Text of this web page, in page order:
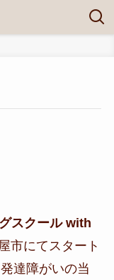
スクール with
市にてスタート
達障がいの当